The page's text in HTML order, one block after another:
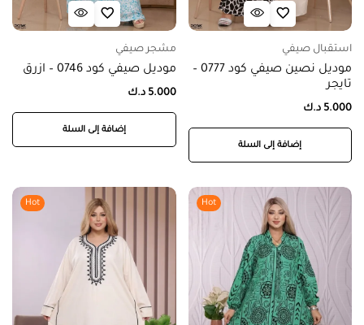
استقبال صيفي
موديل نصين صيفي كود 0777 –
تايجر
5.000 د.ك
إضافة إلى السلة
مشجر صيفي
موديل صيفي كود 0746 – ازرق
5.000 د.ك
إضافة إلى السلة
Hot
Hot